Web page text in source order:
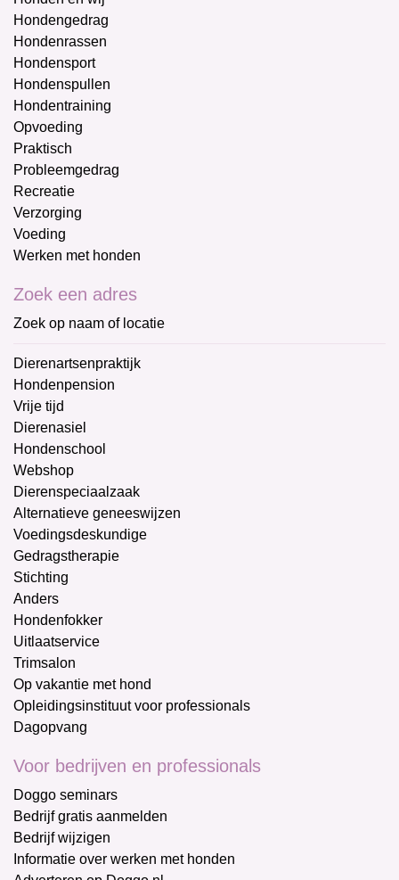
Hondengedrag
Hondenrassen
Hondensport
Hondenspullen
Hondentraining
Opvoeding
Praktisch
Probleemgedrag
Recreatie
Verzorging
Voeding
Werken met honden
Zoek een adres
Zoek op naam of locatie
Dierenartsenpraktijk
Hondenpension
Vrije tijd
Dierenasiel
Hondenschool
Webshop
Dierenspeciaalzaak
Alternatieve geneeswijzen
Voedingsdeskundige
Gedragstherapie
Stichting
Anders
Hondenfokker
Uitlaatservice
Trimsalon
Op vakantie met hond
Opleidingsinstituut voor professionals
Dagopvang
Voor bedrijven en professionals
Doggo seminars
Bedrijf gratis aanmelden
Bedrijf wijzigen
Informatie over werken met honden